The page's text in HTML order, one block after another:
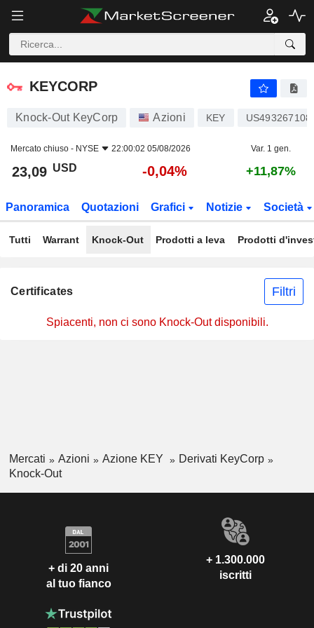
KEYCORP
KEYCORP
Knock-Out KeyCorp Azioni KEY
Mercato chiuso - NYSE 22:00:02 05/08/2026 Var. 1 gen.
23,09 USD -0,04% +11,87%
Panoramica Quotazioni Grafici Notizie Società
Tutti Warrant Knock-Out Prodotti a leva Prodotti
Certificates Filtri
Spiacenti, non ci sono Knock-Out disponibili.
Mercati Azioni Azione KEY
Derivati KeyCorp
Knock-Out
+ di 20 anni
al tuo fianco
+ 1.300.000
iscritti